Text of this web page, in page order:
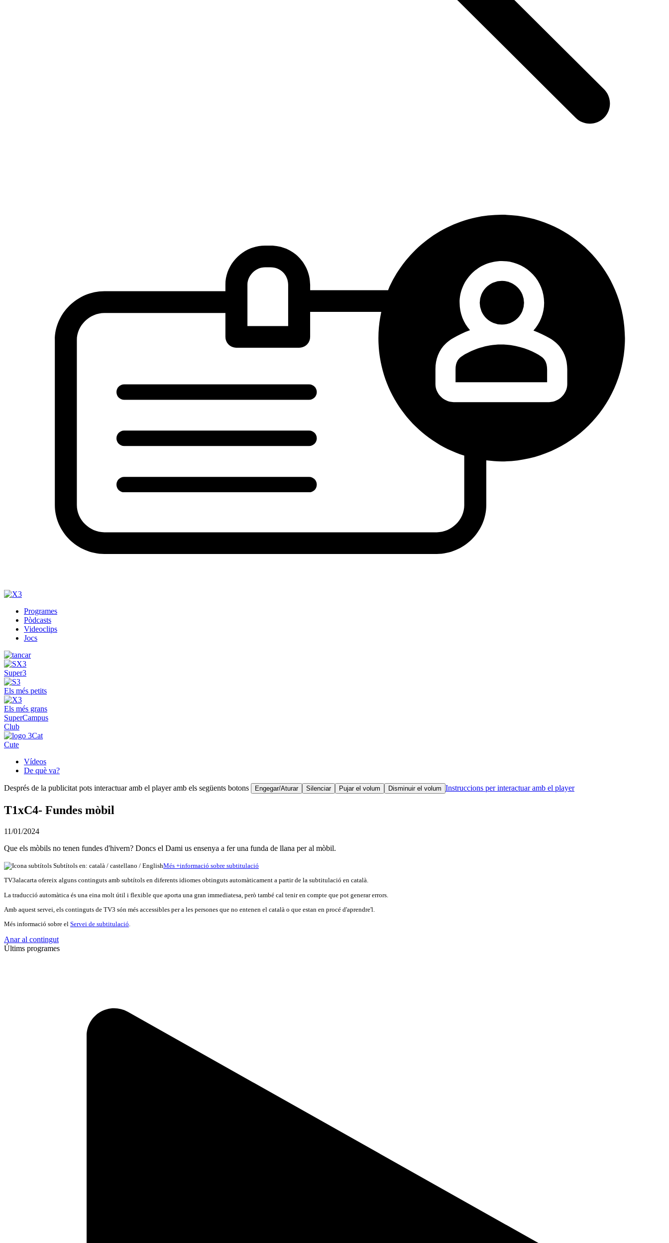
Programes
Pòdcasts
Videoclips
Jocs
Super3
Els més petits
Els més grans
SuperCampus
Club
Cute
Vídeos
De què va?
Després de la publicitat pots interactuar amb el player amb els següents botons Engegar/Aturar Silenciar Pujar el volum Disminuir el volum Instruccions per interactuar amb el player
T1xC4- Fundes mòbil
11/01/2024
Que els mòbils no tenen fundes d'hivern? Doncs el Dami us ensenya a fer una funda de llana per al mòbil.
Subtítols en: català / castellano / EnglishMés +informació sobre subtitulació
TV3alacarta ofereix alguns continguts amb subtítols en diferents idiomes obtinguts automàticament a partir de la subtitulació en català.
La traducció automàtica és una eina molt útil i flexible que aporta una gran immediatesa, però també cal tenir en compte que pot generar errors.
Amb aquest servei, els continguts de TV3 són més accessibles per a les persones que no entenen el català o que estan en procé d'aprendre'l.
Més informació sobre el Servei de subtitulació.
Anar al contingut
Últims programes